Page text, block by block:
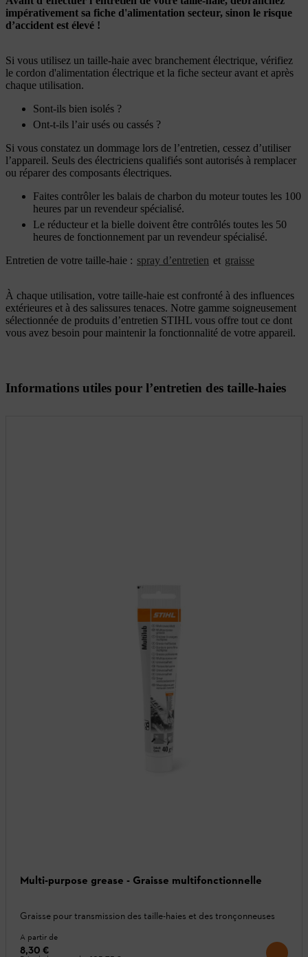
impérativement sa fiche d'alimentation secteur, sinon le risque
d’accident est élevé !
Si vous utilisez un taille-haie avec branchement électrique, vérifiez
le cordon d'alimentation électrique et la fiche secteur avant et après
chaque utilisation.
Sont-ils bien isolés ?
Ont-t-ils l’air usés ou cassés ?
Si vous constatez un dommage lors de l’entretien, cessez d’utiliser
l’appareil. Seuls des électriciens qualifiés sont autorisés à remplacer
ou réparer des composants électriques.
Faites contrôler les balais de charbon du moteur toutes les 100
heures par un revendeur spécialisé.
Le réducteur et la bielle doivent être contrôlés toutes les 50
heures de fonctionnement par un revendeur spécialisé.
Entretien de votre taille-haie : spray d’entretien et graisse
À chaque utilisation, votre taille-haie est confronté à des influences
extérieures et à des salissures tenaces. Notre gamme soigneusement
sélectionnée de produits d’entretien STIHL vous offre tout ce dont
vous avez besoin pour maintenir la fonctionnalité de votre appareil.
Informations utiles pour l’entretien des taille-haies
Multi-purpose grease - Graisse multifonctionnelle
Graisse pour transmission des taille-haies et des tronçonneuses
A partir de
8,30 €